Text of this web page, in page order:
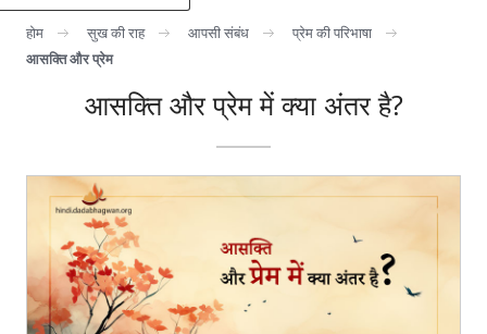
होम सुख की राह आपसी संबंध
प्रेम की परिभाषा
आसक्ति और प्रेम
आसक्ति और प्रेम में क्या अंतर है?